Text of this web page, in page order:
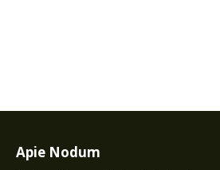
Apie Nodum